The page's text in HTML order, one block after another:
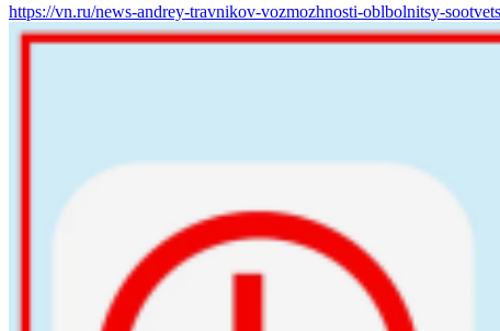
https://vn.ru/news-andrey-travnikov-vozmozhnosti-oblbolnitsy-